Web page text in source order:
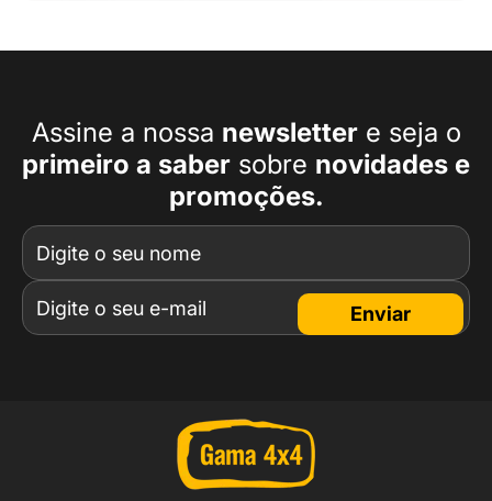
Assine a nossa newslettere seja o
primeiro a saber sobre novidades e
promoções.
Enviar